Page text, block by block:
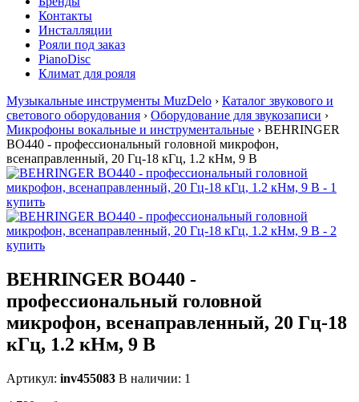
Контакты
Инсталляции
Рояли под заказ
PianoDisc
Климат для рояля
Музыкальные инструменты MuzDelo › Каталог звукового и
светового оборудования › Оборудование для звукозаписи ›
Микрофоны вокальные и инструментальные › BEHRINGER
BO440 - профессиональный головной микрофон,
всенаправленный, 20 Гц-18 кГц, 1.2 кНм, 9 В
BEHRINGER BO440 -
профессиональный головной
микрофон, всенаправленный, 20 Гц-18
кГц, 1.2 кНм, 9 В
Артикул: inv455083 В наличии: 1